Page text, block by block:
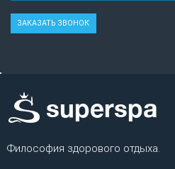
Философия здорового отдыха.